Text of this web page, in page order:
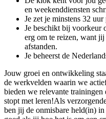
en weekenddiensten
Je zet je minstens 32
Je beschikt bij voorkeur
erg om te reizen, want
afstanden.
Je beheerst de
Jouw groei en ontwikkeling
de werkvelden waarin we
bieden we relevante
stopt met leren!Als
ben jij de onmisbare held(in)